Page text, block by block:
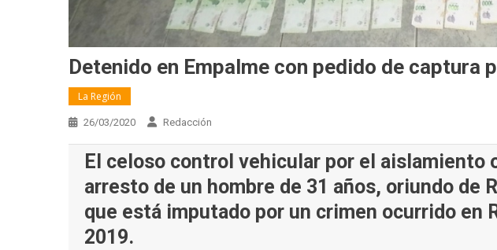
Detenido en Empalme con pedido de captura
La Región
26/03/2020 Redacción
El celoso control vehicular por el aislamiento
arresto de un hombre de 31 años, oriundo de
que está imputado por un crimen ocurrido en
2019.